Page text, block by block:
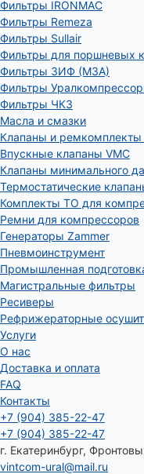
Фильтры IRONMAC
Фильтры Remeza
Фильтры Sullair
Фильтры для поршневых
Фильтры ЗИФ (МЗА)
Фильтры
Фильтры ЧКЗ
Масла и смазки
Клапаны и ремкомплекты
Впускные клапаны VMC
Клапаны минимального
Термостатические
Комплекты ТО для
Ремни для компрессоров
Генераторы Zammer
Пневмоинструмент
Промышленная
Магистральные фильтры
Ресиверы
Рефрижераторные
Услуги
О нас
Доставка и оплата
FAQ
Контакты
+7 (904) 385-22-47
+7 (904) 385-22-47
г. Екатеринбург,
vintcom-ural@mail.ru